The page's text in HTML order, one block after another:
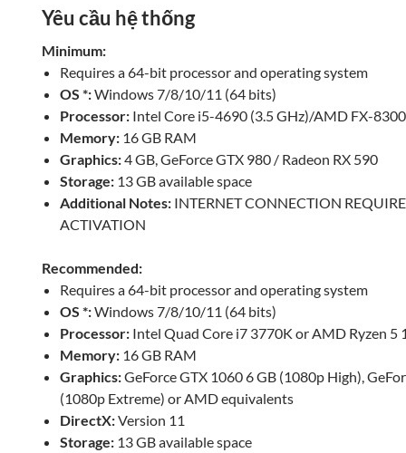
Yêu cầu hệ thống
Minimum:
Requires a 64-bit processor and operating system
OS *:Windows 7/8/10/11 (64 bits)
Processor: Intel Core i5-4690 (3.5 GHz)/AMD FX-
Memory: 16 GB RAM
Graphics:4 GB, GeForce GTX 980 / Radeon RX 590
Storage: 13 GB available space
Additional Notes: INTERNET CONNECTION
ACTIVATION
Recommended:
Requires a 64-bit processor and operating system
OS *:Windows 7/8/10/11 (64 bits)
Processor: Intel Quad Core i7 3770K or AMD Ryzen 5
Memory: 16 GB RAM
Graphics:GeForce GTX 1060 6 GB (1080p High),
(1080p Extreme) or AMD equivalents
DirectX:Version 11
Storage: 13 GB available space